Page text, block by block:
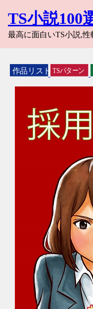
TS小説100
最高に面白いTS小説,性